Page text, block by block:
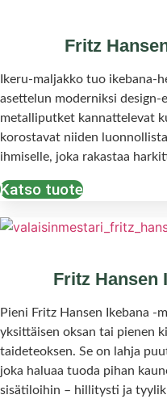
Fritz
Ikeru-maljakko tuo ikebana-
asettelun moderniksi design-
metalliputket kannattelevat
korostavat niiden
ihmiselle, joka rakastaa
Katso tuote
Fritz Hansen
Pieni Fritz Hansen Ikebana -
yksittäisen oksan tai pienen
taideteoksen. Se on lahja
joka haluaa tuoda pihan
sisätiloihin – hillitysti ja